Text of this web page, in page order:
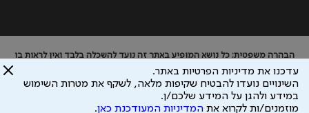
הבהרה משפטית: כל נושא המופיע באתר זה נועד להשכלה בלבד ואין לראות בו
ייעוץ רפואי או משפטי. אין הר"י אחראית לתוכן המתפרסם באתר זה ולכל נזק
שעלול להיגרם.
ידוע לי שהר"י אוספת ושומרת מידע אישי לצורך מתן השרות וכי חלק ממנו עשוי
להיות מועבר לצדדים שלישיים, הכל בכפוף למדיניות הפרטיות
עדכנו את מדיניות הפרטיות באתר.
השינויים נועדו להבטיח שקיפות מלאה, לשקף את מטרות השימוש
במידע ולהגן על המידע שלכם/ן.
מוזמנים/ות לקרוא את המדיניות המעודכנת כאן.